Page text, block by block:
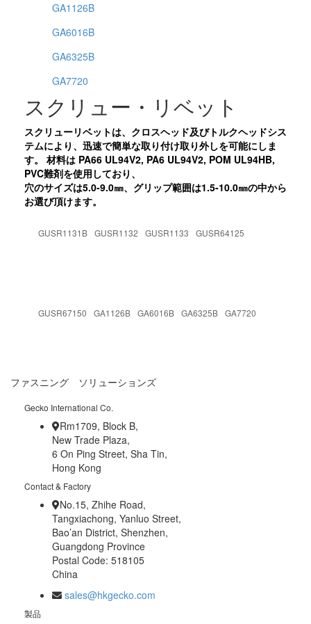
GA1126B
GA6016B
GA6325B
GA7720
スクリュー・リベット
スクリューリベットは、クロスヘッド及びトルクヘッドシス
テムにより、迅速で簡単な取り付け取り外しを可能にしま
す。 材料は PA66 UL94V2, PA6 UL94V2, POM UL94HB,
PVC難剤を使用しており、
穴のサイズは5.0-9.0㎜、グリップ範囲は1.5-10.0㎜の中から
お選び頂けます。
GUSR1131B GUSR1132 GUSR1133 GUSR64125
GUSR67150 GA1126B GA6016B GA6325B GA7720
ファスニング ソリューションズ
Gecko International Co.
Rm1709, Block B,
New Trade Plaza,
6 On Ping Street, Sha Tin,
Hong Kong
Contact & Factory
No.15, Zhihe Road,
Tangxiachong, Yanluo Street,
Bao’an District, Shenzhen,
Guangdong Province
Postal Code: 518105
China
sales@hkgecko.com
製品